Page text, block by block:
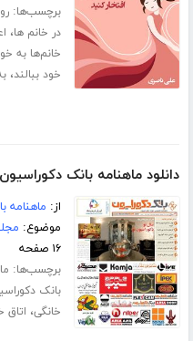
برچسب‌ها:
در خانم ها،
خانم‌ها به
خود ببالند،
دانلود ماهنامه بانک دکوراسیون Decoration - شماره سوم
از: ماهنامه
موضوع:
۱۶ صفحه
برچسب‌ها:
بانک
خانگی، اتاق